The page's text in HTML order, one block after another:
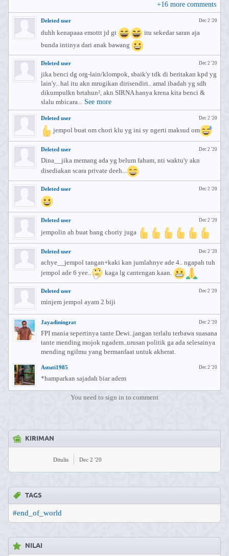
+16 more comments
Dec 2 '20
Deleted user
duhh kenapaaa emottt jd gt
itu sekedar saran aja
bunda intinya dari anak bawang
Dec 2 '20
Deleted user
jika benci dg org-lain/klompok, sbaik'y tdk di beritakan kpd yg
lain'y.. hal itu akn mrugikan dirisendiri.. amal ibadah yg sdh
dikumpulkn brtahun², akn SIRNA hanya krena kita benci &
slalu mbicara... See more
Dec 2 '20
Deleted user
jempol buat om chori klu yg ini sy ngerti maksud om
Dec 2 '20
Deleted user
Dina__jika memang ada yg belum faham, nti waktu'y akn
disediakan scara private deeh...
Dec 2 '20
Deleted user
Dec 2 '20
Deleted user
jempolin ah buat bang choriy juga
Dec 2 '20
Deleted user
achye__jempol tangan+kaki kan jumlahnye ade 4.. ngapah tuh
jempol ade 6 yee..
kaga lg cantengan kaan.
Dec 2 '20
Deleted user
minjem jempol ayam 2 biji
Dec 2 '20
Jayadiningrat
FPI mania sepertinya tante Dewi..jangan terlalu terbawa suasana
tante mending mojok ngadem..urusan politik ga ada selesainya
mending ngilmu yang bermanfaat untuk akherat.
Dec 2 '20
Astuti1985
*hamparkan sajadah biar adem
You need to sign in to comment
KIRIMAN
Ditulis Dec 2 '20
TAGS
#end_of_world
NILAI